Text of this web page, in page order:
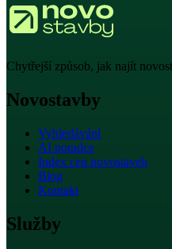
Chytřejší způsob, jak najít
Novostavby
Vyhledávání
AI poradce
Index cen novostaveb
Blog
Kontakt
Služby